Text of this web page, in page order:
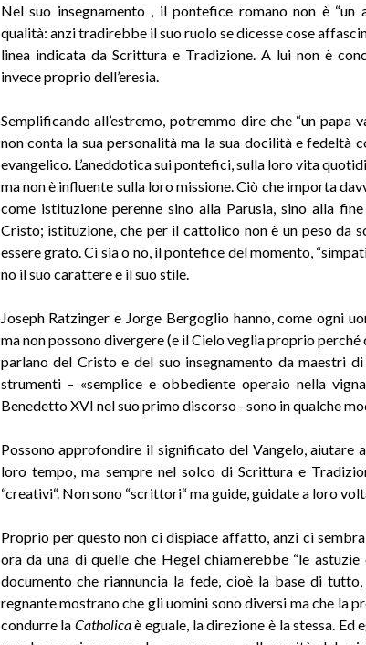
Nel suo insegnamento , il pontefice romano non è “un
qualità: anzi tradirebbe il suo ruolo se dicesse cose
linea indicata da Scrittura e Tradizione. A lui non è
invece proprio dell’eresia.
Semplificando all’estremo, potremmo dire che “un papa
non conta la sua personalità ma la sua docilità e fedeltà
evangelico. L’aneddotica sui pontefici, sulla loro vita
ma non è influente sulla loro missione. Ciò che importa
come istituzione perenne sino alla Parusia, sino alla
Cristo; istituzione, che per il cattolico non è un peso da
essere grato. Ci sia o no, il pontefice del momento,
no il suo carattere e il suo stile.
Joseph Ratzinger e Jorge Bergoglio hanno, come ogni
ma non possono divergere (e il Cielo veglia proprio perché
parlano del Cristo e del suo insegnamento da maestri
strumenti – «semplice e obbediente operaio nella
Benedetto XVI nel suo primo discorso –sono in qualche
Possono approfondire il significato del Vangelo, aiutare
loro tempo, ma sempre nel solco di Scrittura e
“creativi“. Non sono “scrittori“ ma guide, guidate a loro
Proprio per questo non ci dispiace affatto, anzi ci
ora da una di quelle che Hegel chiamerebbe “le
documento che riannuncia la fede, cioè la base di
regnante mostrano che gli uomini sono diversi ma che la
condurre la Catholicaè eguale, la direzione è la stessa. Ed